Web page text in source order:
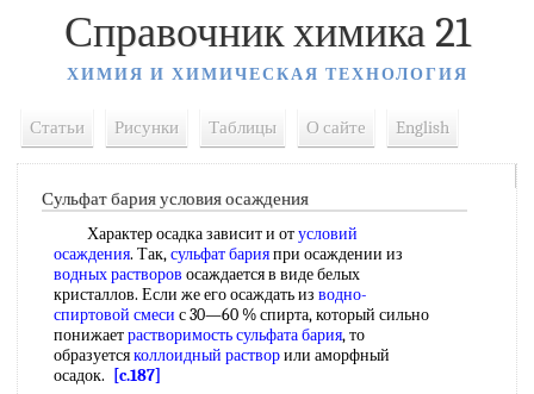
Справочник химика 21
ХИМИЯ И ХИМИЧЕСКАЯ ТЕХНОЛОГИЯ
Статьи Рисунки Таблицы О сайте English
Сульфат бария условия осаждения
Характер осадка зависит и отусловий
осаждения. Так,сульфат барияпри осаждении из
водных растворов осаждается в виде белых
кристаллов. Если же его осаждать из водно-
спиртовой смеси с 30—60 % спирта, который сильно
понижаетрастворимость сульфата бария, то
образуетсяколлоидный растворили аморфный
осадок.
[c.187]